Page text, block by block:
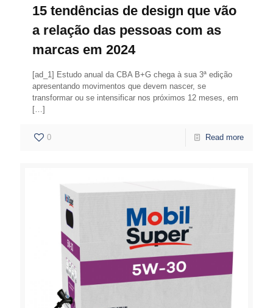
15 tendências de design que vão
a relação das pessoas com as
marcas em 2024
[ad_1] Estudo anual da CBA B+G chega à sua 3ª edição
apresentando movimentos que devem nascer, se
transformar ou se intensificar nos próximos 12 meses, em
[…]
0 Read more